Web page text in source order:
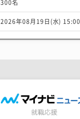
300名
2026年08月19日(水) 15:00